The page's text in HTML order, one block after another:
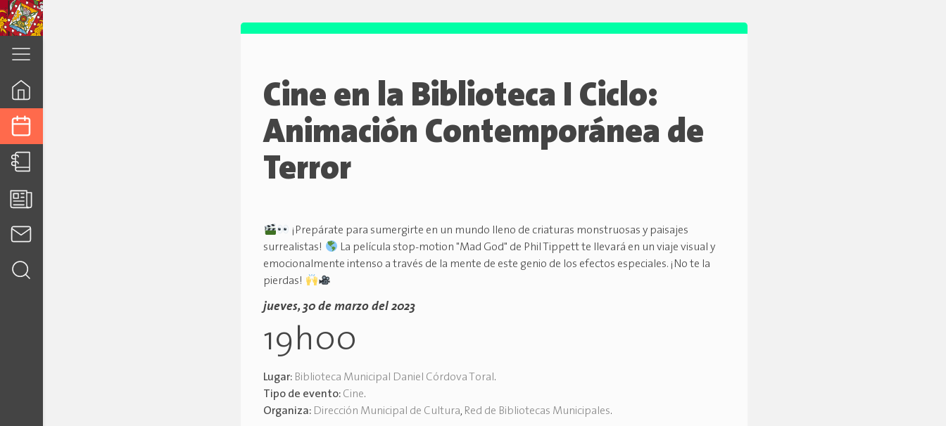
Cine en la Biblioteca I Ciclo:
Animación Contemporánea de
Terror
¡Prepárate para sumergirte en un mundo lleno de criaturas monstruosas y paisajes
surrealistas!
La película stop-motion "Mad God" de Phil Tippett te llevará en un viaje visual y
emocionalmente intenso a través de la mente de este genio de los efectos especiales. ¡No te la
pierdas!
jueves, 30 de marzo del 2023
19h00
Lugar: Biblioteca Municipal Daniel Córdova Toral.
Tipo de evento: Cine.
Organiza: Dirección Municipal de Cultura, Red de Bibliotecas Municipales.